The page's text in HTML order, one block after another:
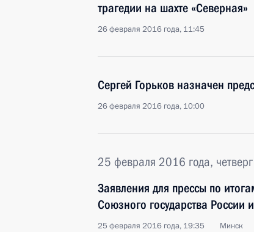
трагедии на шахте «Северная»
26 февраля 2016 года, 11:45
Сергей Горьков назначен
26 февраля 2016 года, 10:00
25 февраля 2016 года, четверг
Заявления для прессы по
Союзного государства России
25 февраля 2016 года, 19:35 Минск